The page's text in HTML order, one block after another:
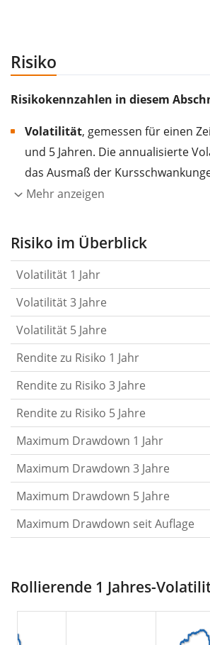
Risiko
Risikokennzahlen in diesem
Volatilität, gemessen für einen
und 5 Jahren. Die annualisierte
das Ausmaß der
eines Jahres wider.
Aktie, des ETF, usw.) in der
gelten im Allgemeinen als
berechnen die Volatilität auf
letzten 1, 3 und 5 Jahre, damit du
die Kursschwankungen im Laufe
oder schwächer wurden. Weitere
findest du in unserem Artikel:
Risikomaß.
Rendite pro Risikofür Zeiträume
Jahren. Diese Kennzahl ist definiert
annualisierte (d. h. auf einen
umgerechnete) historische
historische annualisierte
Risiko setzt die historische
das Ausmaß der
Kauf nehmen musste, um von der
Wertpapiers zu profitieren. Wir
Mehr anzeigen
Risiko im Überblick
Volatilität 1 Jahr
Volatilität 3 Jahre
Volatilität 5 Jahre
Rendite zu Risiko 1 Jahr
Rendite zu Risiko 3 Jahre
Rendite zu Risiko 5 Jahre
Maximum Drawdown 1 Jahr
Maximum Drawdown 3 Jahre
Maximum Drawdown 5 Jahre
Maximum Drawdown seit Auflage
Rollierende 1 Jahres-